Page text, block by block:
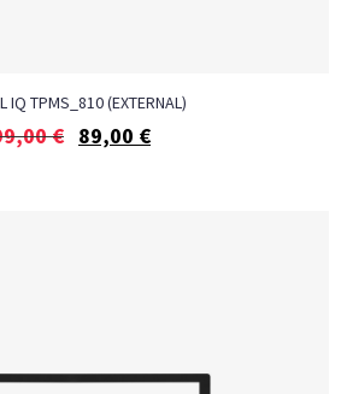
IQ TPMS_810 (EXTERNAL)
€ 89,00 €